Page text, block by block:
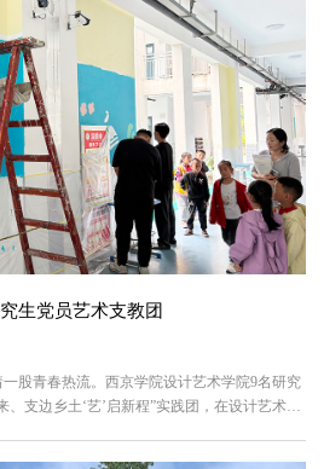
生党员艺术支教团
股青春热流。西京学院设计艺术学院9名研究
支边乡土‘艺’启新程”实践团，在设计艺术学